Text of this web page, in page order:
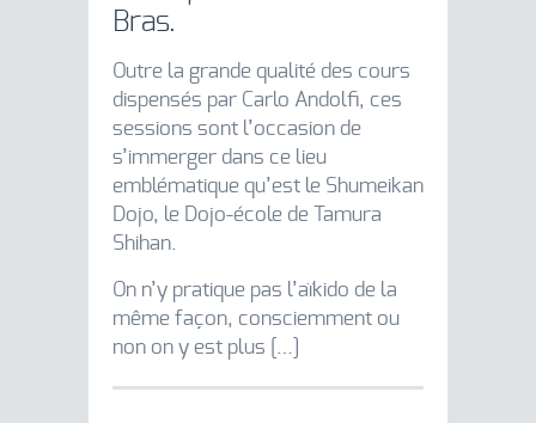
Bras.
Outre la grande qualité des cours
dispensés par Carlo Andolfi, ces
sessions sont l’occasion de
s’immerger dans ce lieu
emblématique qu’est le Shumeikan
Dojo, le Dojo-école de Tamura
Shihan.
On n’y pratique pas l’aïkido de la
même façon, consciemment ou
non on y est plus […]